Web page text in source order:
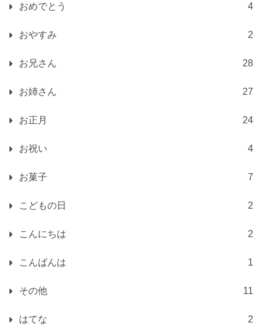
おめでとう 4
おやすみ 2
お兄さん 28
お姉さん 27
お正月 24
お祝い 4
お菓子 7
こどもの日 2
こんにちは 2
こんばんは 1
その他 11
はてな 2